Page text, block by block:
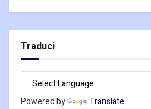
Traduci
Powered by Translate